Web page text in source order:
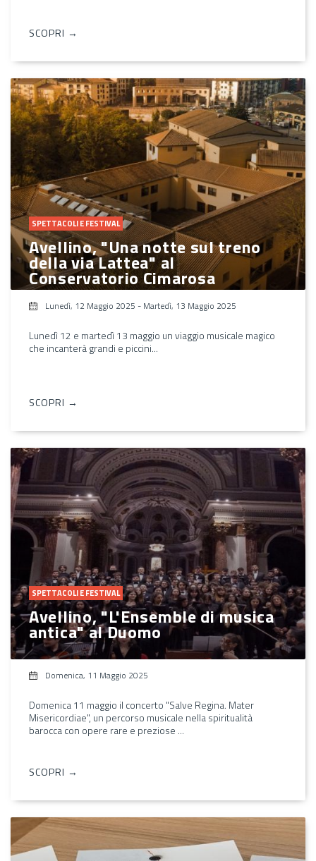
SCOPRI →
SPETTACOLI E FESTIVAL
Avellino, "Una notte sul treno
della via Lattea" al
Conservatorio Cimarosa
Lunedì, 12 Maggio 2025 - Martedì, 13 Maggio 2025
Lunedì 12 e martedì 13 maggio un viaggio musicale magico
che incanterà grandi e piccini...
SCOPRI →
SPETTACOLI E FESTIVAL
Avellino, "L'Ensemble di musica
antica" al Duomo
Domenica, 11 Maggio 2025
Domenica 11 maggio il concerto "Salve Regina. Mater
Misericordiae", un percorso musicale nella spiritualità
barocca con opere rare e preziose ...
SCOPRI →